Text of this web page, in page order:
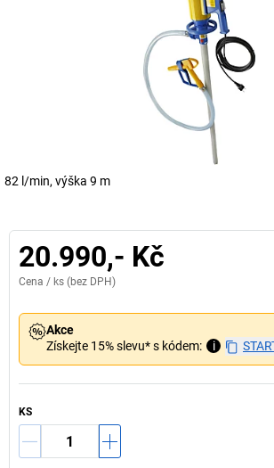
82 l/min, výška 9 m
20.990,- Kč
Cena / ks (bez DPH)
Akce
Získejte 15% slevu* s kódem:
i
KS